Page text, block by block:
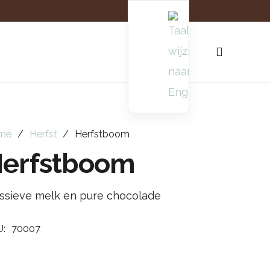
/ Herfst / Herfstboom
melk en pure chocolade
70007